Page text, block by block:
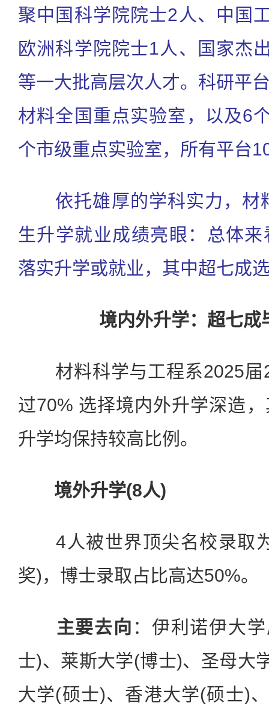
聚中国科学院院士2人、中国
欧洲科学院院士1人、国家杰
等一大批高层次人才。科研平
材料全国重点实验室，以及6
个市级重点实验室，所有平台
依托雄厚的学科实力，材
生升学就业成绩亮眼：总体
落实升学或就业，其中超七成
境内外升学：超七成
材料科学与工程系2025届
过70% 选择境内外升学深造
升学均保持较高比例。
境外升学(8人)
4人被世界顶尖名校录取
奖)，博士录取占比高达50%。
主要去向 ：伊利诺伊大
士)、莱斯大学(博士)、圣母大
大学(硕士)、香港大学(硕士)